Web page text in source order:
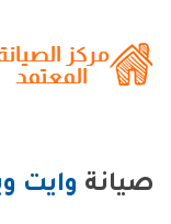
صيانة وايت